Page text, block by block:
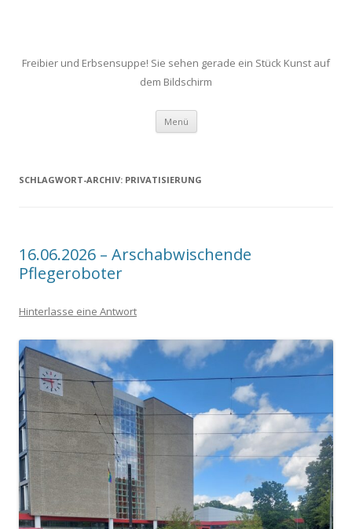
Freibier und Erbsensuppe! Sie sehen gerade ein Stück Kunst auf
dem Bildschirm
Menü Zum
springen
SCHLAGWORT-ARCHIV: PRIVATISIERUNG
16.06.2026 – Arschabwischende
Pflegeroboter
Hinterlasse eine Antwort